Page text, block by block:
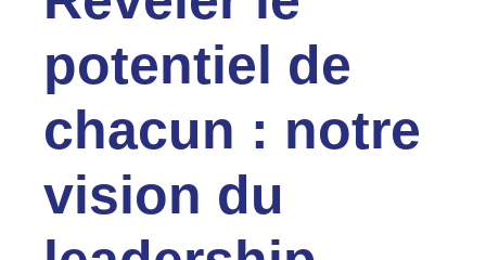
potentiel de
chacun : notre
vision du